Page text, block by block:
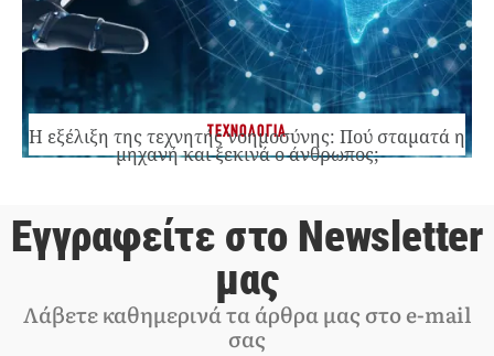
ΤΕΧΝΟΛΟΓΙΑ
Η εξέλιξη της τεχνητής νοημοσύνης: Πού σταματά η
μηχανή και ξεκινά ο άνθρωπος;
Εγγραφείτε στο Newsletter
μας
Λάβετε καθημερινά τα άρθρα μας στο e-mail
σας